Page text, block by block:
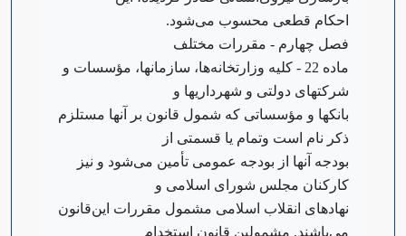
احکام قطعی محسوب می‌شود.
‌فصل چهارم - مقررات مختلف
‌ماده 22 - کلیه وزارتخانه‌ها، سازمانها، مؤسسات و
شرکتهای دولتی و شهرداریها و
بانکها و مؤسساتی که شمول قانون بر آنها مستلزم
ذکر نام است و‌تمام یا قسمتی از
بودجه آنها از بودجه عمومی تأمین می‌شود و نیز
کارکنان مجلس شورای اسلامی و
نهادهای انقلاب اسلامی مشمول مقررات این‌قانون
می‌باشند. مشمولین قانون استخدام